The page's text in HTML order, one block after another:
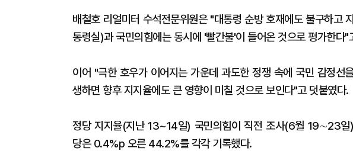
배철호 리얼미터 수석전문위원은 "대통령 순방 호재에도 불구하고
통령실)과 국민의힘에는 동시에 '빨간불'이 들어온 것으로 평가한다"
이어 "극한 호우가 이어지는 가운데 과도한 정쟁 속에 국민 감정선
생하면 향후 지지율에도 큰 영향이 미칠 것으로 보인다"고 덧붙였다.
정당 지지율(지난 13~14일) 국민의힘이 직전 조사(6월 19∼23
당은 0.4%p 오른 44.2%를 각각 기록했다.